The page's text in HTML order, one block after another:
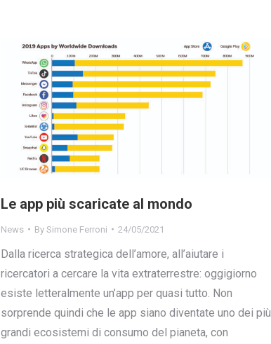
Le app più scaricate al mondo
News By Simone Ferroni 24/05/2021
Dalla ricerca strategica dell’amore, all’aiutare i
ricercatori a cercare la vita extraterrestre: oggigiorno
esiste letteralmente un’app per quasi tutto. Non
sorprende quindi che le app siano diventate uno dei più
grandi ecosistemi di consumo del pianeta, con